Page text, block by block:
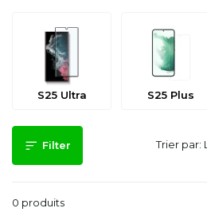
S25 Ultra S25 Plus
Filter
0 produits
Trier par: